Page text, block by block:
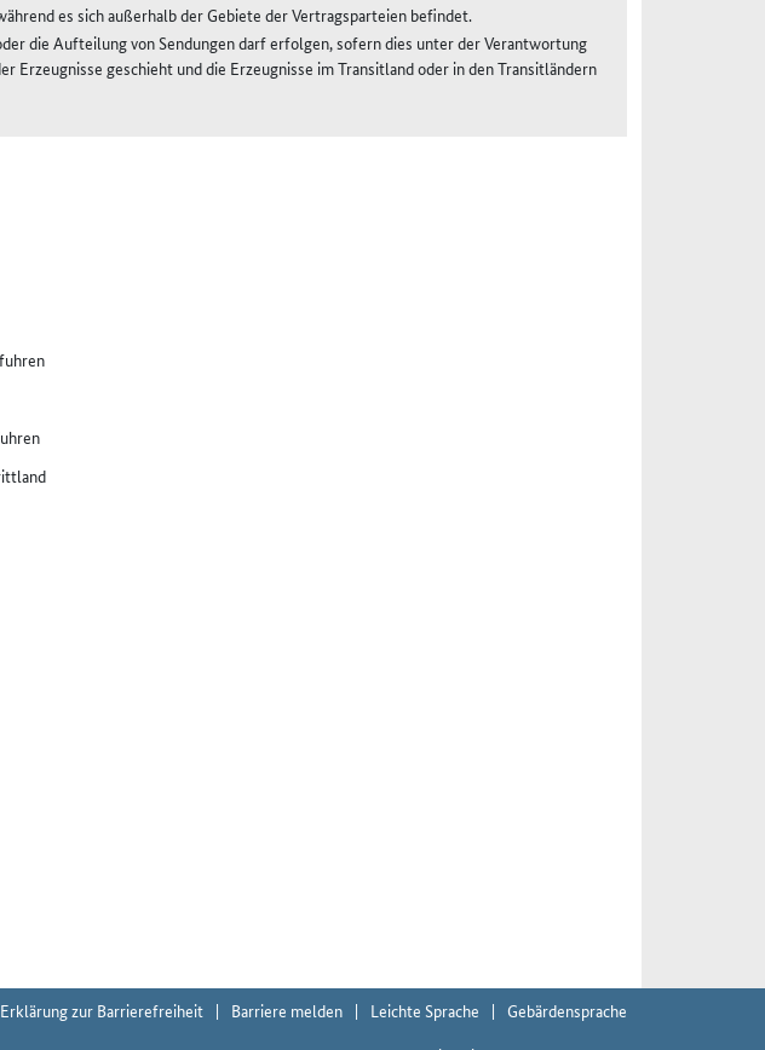
es sich außerhalb der Gebiete der Vertragsparteien befindet.
die Aufteilung von Sendungen darf erfolgen, sofern dies unter der Verantwortung
Erzeugnisse geschieht und die Erzeugnisse im Transitland oder in den Transitländern
Erklärung zur Barrierefreiheit Barriere melden Leichte Sprache
Gebärdensprache